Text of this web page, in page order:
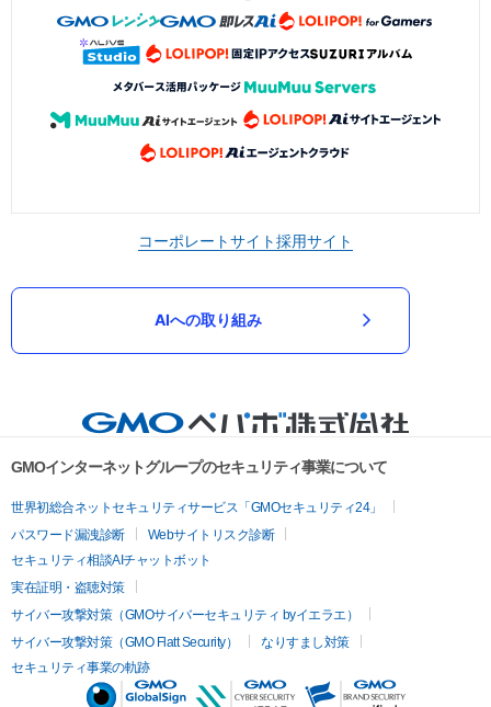
コーポレートサイト採用サイト
AIへの取り組み
GMOインターネットグループのセキュリティ事業について
世界初総合ネットセキュリティサービス「GMOセキュリティ24」
パスワード漏洩診断
Webサイトリスク診断
セキュリティ相談AIチャットボット
実在証明・盗聴対策
サイバー攻撃対策（GMOサイバーセキュリティ byイエラエ）
サイバー攻撃対策（GMO Flatt Security）
なりすまし対策
セキュリティ事業の軌跡